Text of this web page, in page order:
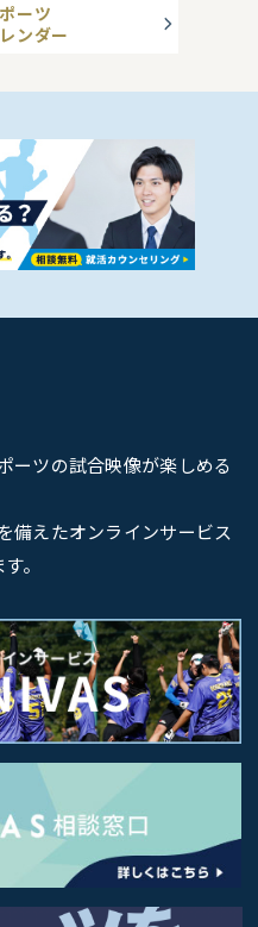
ーツ
ンダー
ーツの試合映像が楽しめる
備えたオンラインサービス
。